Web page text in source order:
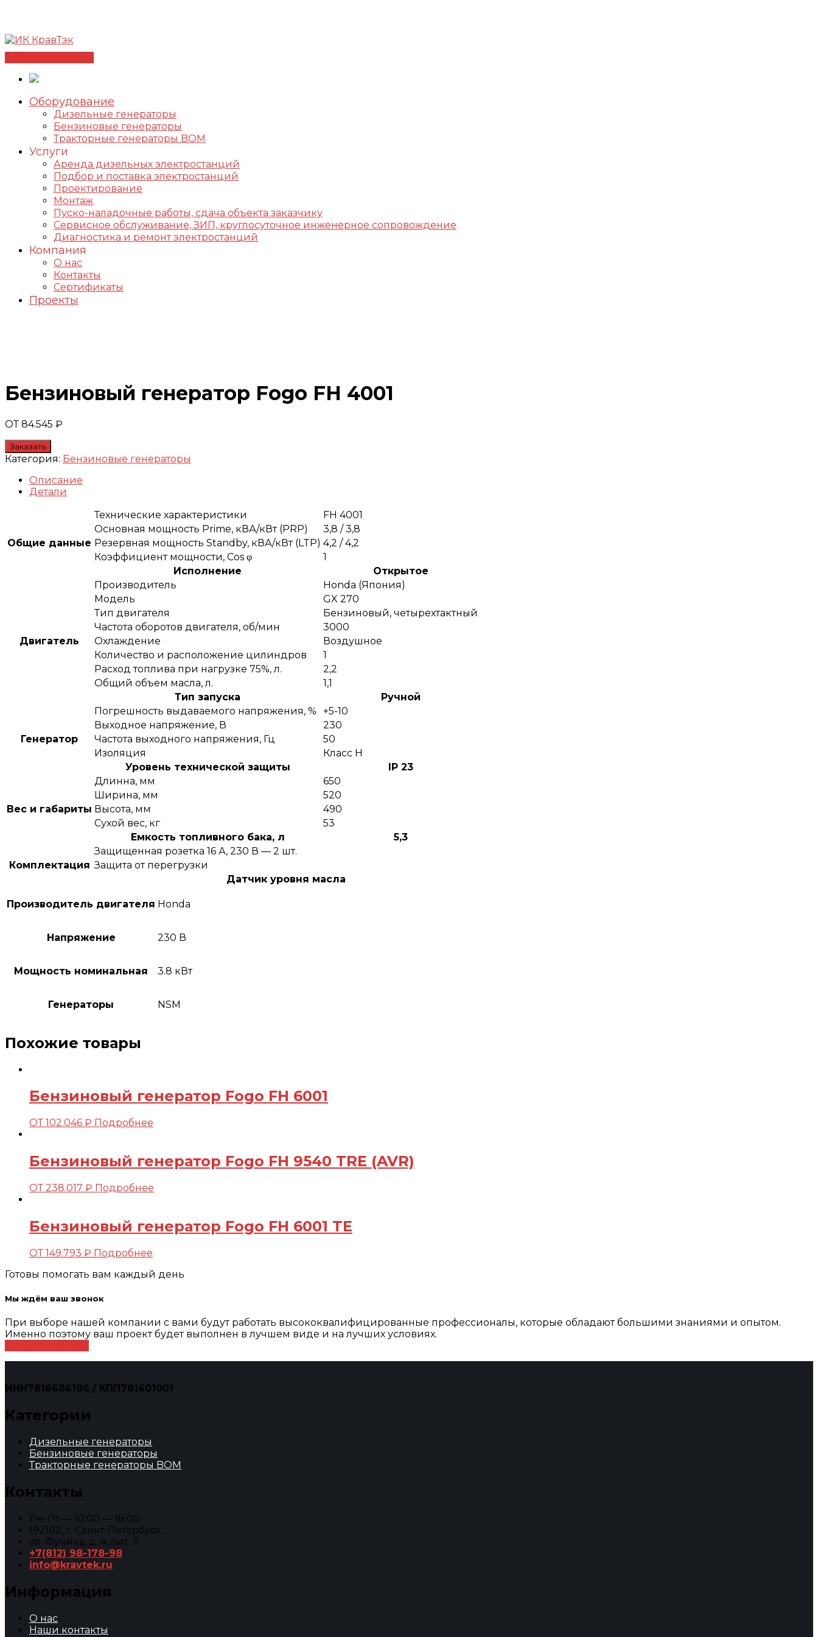
Оборудование
Дизельные генераторы
Бензиновые генераторы
Тракторные генераторы BOM
Услуги
Аренда дизельных электростанций
Подбор и поставка электростанций
Проектирование
Монтаж
Пуско-наладочные работы, сдача объекта заказчику
Сервисное обслуживание, ЗИП, круглосуточное инженерное сопровождение
Диагностика и ремонт электростанций
Компания
О нас
Контакты
Сертификаты
Проекты
Бензиновый генератор Fogo FH 4001
ОТ 84.545 ₽
Заказать
Категория: Бензиновые генераторы
Описание
Детали
Общие данные
Технические характеристики
FH 4001
Основная мощность Prime, кВА/кВт (PRP)
3,8 / 3,8
Резервная мощность Standby, кВА/кВт (LTP) 4,2 / 4,2
Коэффициент мощности, Сos φ
1
Исполнение
Открытое
Двигатель
Производитель
Honda (Япония)
Модель
GX 270
Тип двигателя
Бензиновый, четырехтактный
Частота оборотов двигателя, об/мин
3000
Охлаждение
Воздушное
Количество и расположение цилиндров
1
Расход топлива при нагрузке 75%, л.
2,2
Общий объем масла, л.
1,1
Тип запуска
Ручной
Генератор
Погрешность выдаваемого напряжения, %
+5-10
Выходное напряжение, В
230
Частота выходного напряжения, Гц
50
Изоляция
Класс H
Уровень технической защиты
IP 23
Вес и габариты
Длинна, мм
650
Ширина, мм
520
Высота, мм
490
Сухой вес, кг
53
Емкость топливного бака, л
5,3
Комплектация
Защищенная розетка 16 А, 230 В — 2 шт.
Защита от перегрузки
Датчик уровня масла
Производитель двигателя Honda
Напряжение 230 В
Мощность номинальная 3.8 кВт
Генераторы NSM
Похожие товары
Бензиновый генератор Fogo FH 6001
ОТ 102.046 ₽ Подробнее
Бензиновый генератор Fogo FH 9540 TRE (AVR)
ОТ 238.017 ₽ Подробнее
Бензиновый генератор Fogo FH 6001 TE
ОТ 149.793 ₽ Подробнее
Готовы помогать вам каждый день
Мы ждём ваш звонок
При выборе нашей компании с вами будут работать высококвалифицированные профессионалы, которые обладают большими знаниями и опытом.
Именно поэтому ваш проект будет выполнен в лучшем виде и на лучших условиях.
ИНН7816686186 / КПП781601001
Категории
Дизельные генераторы
Бензиновые генераторы
Тракторные генераторы BOM
Контакты
Пн-Пт — 10:00 — 18:00
192102, г. Санкт-Петербург,
ул. Фучика, д. 4, лит. К
+7(812) 98-178-98
info@kravtek.ru
Информация
О нас
Наши контакты